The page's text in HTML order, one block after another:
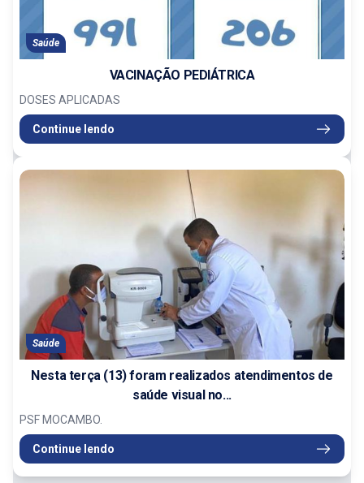
Saúde
VACINAÇÃO PEDIÁTRICA
DOSES APLICADAS
Continue lendo
Saúde
Nesta terça (13) foram realizados atendimentos de
saúde visual no...
PSF MOCAMBO.
Continue lendo